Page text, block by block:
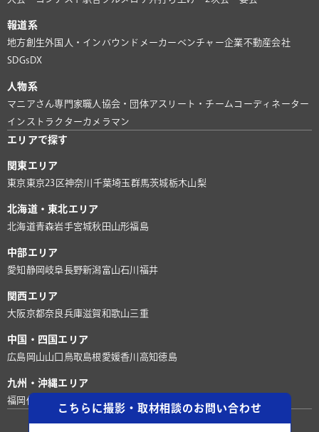
こちらに撮影・取材相談のお問い合わせ
報道系
地方創生外国人・インバウンド メーカー ベンチャー企業不動産会社
SDGs DX
人物系
マニアさん専門家 職人 協会・団体アスリート・チーム コーディネーター
インストラクターカメラマン
エリアで探す
関東エリア
東京 東京23区神奈川 千葉埼玉群馬茨城栃木山梨
北海道・東北エリア
北海道青森岩手宮城秋田 山形福島
中部エリア
愛知 静岡 岐阜長野新潟富山石川 福井
関西エリア
大阪京都奈良兵庫滋賀和歌山 三重
中国・四国エリア
広島 岡山山口 鳥取島根 愛媛香川 高知徳島
九州・沖縄エリア
福岡 佐賀